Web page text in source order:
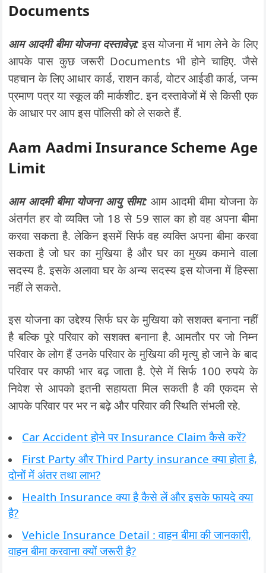
Documents
आम आदमी बीमा योजना दस्तावेज़: इस योजना में भाग लेने के लिए
आपके पास कुछ जरूरी Documents भी होने चाहिए. जैसे
पहचान के लिए आधार कार्ड, राशन कार्ड, वोटर आईडी कार्ड, जन्म
प्रमाण पत्र या स्कूल की मार्कशीट. इन दस्तावेजों में से किसी एक
के आधार पर आप इस पॉलिसी को ले सकते हैं.
Aam Aadmi Insurance Scheme Age
Limit
आम आदमी बीमा योजना आयु सीमा: आम आदमी बीमा योजना के
अंतर्गत हर वो व्यक्ति जो 18 से 59 साल का हो वह अपना बीमा
करवा सकता है. लेकिन इसमें सिर्फ वह व्यक्ति अपना बीमा करवा
सकता है जो घर का मुखिया है और घर का मुख्य कमाने वाला
सदस्य है. इसके अलावा घर के अन्य सदस्य इस योजना में हिस्सा
नहीं ले सकते.
इस योजना का उद्देश्य सिर्फ घर के मुखिया को सशक्त बनाना नहीं
है बल्कि पूरे परिवार को सशक्त बनाना है. आमतौर पर जो निम्न
परिवार के लोग हैं उनके परिवार के मुखिया की मृत्यु हो जाने के बाद
परिवार पर काफी भार बढ़ जाता है. ऐसे में सिर्फ 100 रुपये के
निवेश से आपको इतनी सहायता मिल सकती है की एकदम से
आपके परिवार पर भर न बढ़े और परिवार की स्थिति संभली रहे.
Car Accident होने पर Insurance Claim कैसे करें?
First Party और Third Party insurance क्या होता है,
दोनों में अंतर तथा लाभ?
Health Insurance क्या है कैसे लें और इसके फायदे क्या
है?
Vehicle Insurance Detail : वाहन बीमा की जानकारी,
वाहन बीमा करवाना क्यों जरूरी है?